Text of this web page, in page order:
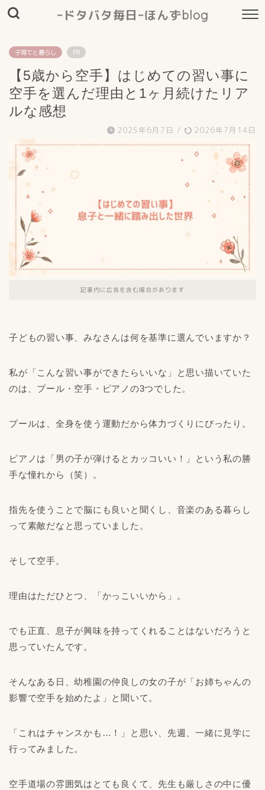
~ドタバタ毎日~ほんずblog
子育てと暮らし PR
【5歳から空手】はじめての習い事に
空手を選んだ理由と1ヶ月続けたリア
ルな感想
2025年6月7日 / 2026年7月14日
記事内に広告を含む場合があります
子どもの習い事、みなさんは何を基準に選んでいますか？
私が「こんな習い事ができたらいいな」と思い描いていた
のは、プール・空手・ピアノの3つでした。
プールは、全身を使う運動だから体力づくりにぴったり。
ピアノは「男の子が弾けるとカッコいい！」という私の勝
手な憧れから（笑）。
指先を使うことで脳にも良いと聞くし、音楽のある暮らし
って素敵だなと思っていました。
そして空手。
理由はただひとつ、「かっこいいから」。
でも正直、息子が興味を持ってくれることはないだろうと
思っていたんです。
そんなある日、幼稚園の仲良しの女の子が「お姉ちゃんの
影響で空手を始めたよ」と聞いて。
「これはチャンスかも…！」と思い、先週、一緒に見学に
行ってみました。
空手道場の雰囲気はとても良くて、先生も厳しさの中に優